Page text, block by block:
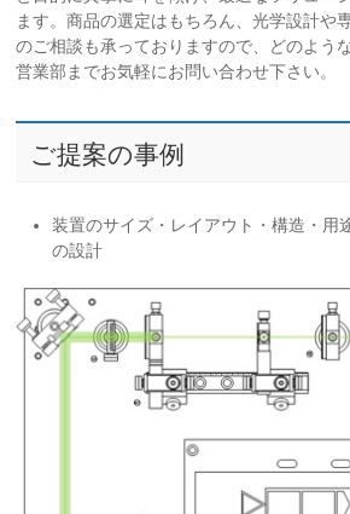
ます。商品の選定はもちろん、光学設計や
のご相談も承っておりますので、どのよう
営業部までお気軽にお問い合わせ下さい。
ご提案の事例
装置のサイズ・レイアウト・構造・用
の設計